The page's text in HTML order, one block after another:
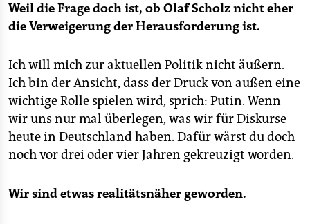
Weil die Frage doch ist, ob Olaf Scholz nicht eher
die Verweigerung der Herausforderung ist.
Ich will mich zur aktuellen Politik nicht äußern.
Ich bin der Ansicht, dass der Druck von außen eine
wichtige Rolle spielen wird, sprich: Putin. Wenn
wir uns nur mal überlegen, was wir für Diskurse
heute in Deutschland haben. Dafür wärst du doch
noch vor drei oder vier Jahren gekreuzigt worden.
Wir sind etwas realitätsnäher geworden.